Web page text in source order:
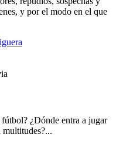
y por el modo en el que
¿Dónde entra a jugar
multitudes?...